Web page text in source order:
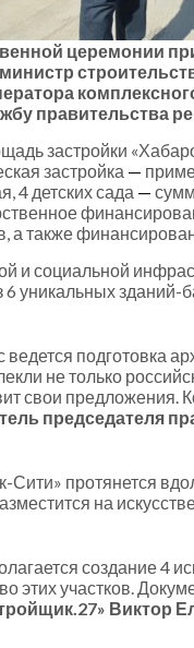
Новогоднее
Духовность
2022
2022
церемонии
правительства
застройки
застройка —
4 детских сада —
а также
и социальной
6 уникальных
ведется подготовка
не только
свои предложения.
председателя
Сити» протянется
на
создание 4
этих участков.
Виктор